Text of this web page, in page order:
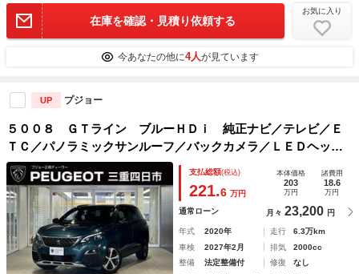
在庫を確認・見積り依頼する
お気に入り
今あなたの他に4人が見ています
UP プジョー
５００８ ＧＴライン ブルーＨＤｉ 純正ナビ／テレビ／Ｅ
ＴＣ／パノラミックサンルーフ／バックカメラ／ＬＥＤヘッド
ライト／アップルカープレイ／ＡＣＣ／レーンキープアシスト
支払総額(税込)
221.6 万円
本体価格
203
万円
諸費用
18.6
万円
通常ローン 月々 23,200 円
年式 2020年 走行
6.3万km
車検
2027年2月 排気
2000cc
整備
法定整備付 修復
なし